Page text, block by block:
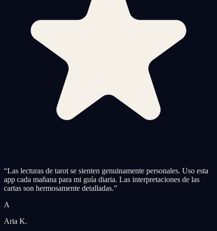
“Las lecturas de tarot se sienten genuinamente personales. Uso esta
app cada mañana para mi guía diaria. Las interpretaciones de las
cartas son hermosamente detalladas.”
A
Aria K.